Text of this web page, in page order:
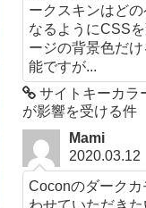
ークスキンはど
なるようにCSS
ージの背景色だ
能ですが...
サイトキーカラ
が影響を受ける件
Mami
2020.03.12
Coconのダーク
わせていただきた